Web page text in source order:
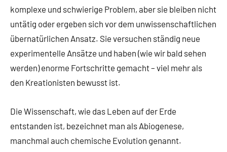
komplexe und schwierige Problem, aber sie bleiben nicht
untätig oder ergeben sich vor dem unwissenschaftlichen
übernatürlichen Ansatz. Sie versuchen ständig neue
experimentelle Ansätze und haben (wie wir bald sehen
werden) enorme Fortschritte gemacht – viel mehr als
den Kreationisten bewusst ist.
Die Wissenschaft, wie das Leben auf der Erde
entstanden ist, bezeichnet man als Abiogenese,
manchmal auch chemische Evolution genannt.